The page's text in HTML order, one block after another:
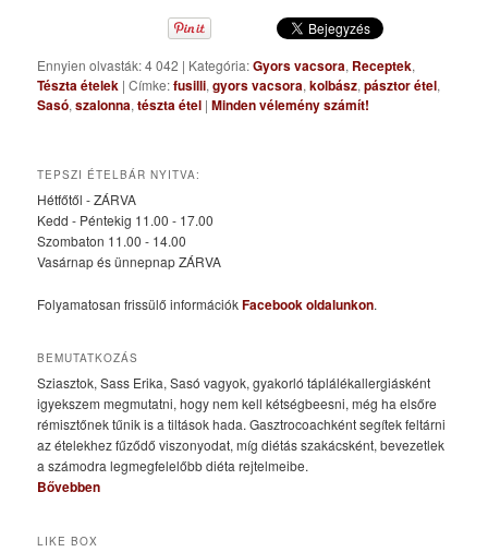
Ennyien olvasták: 4 042 | Kategória:Gyors vacsora, Receptek,
Tészta ételek |Címke:fusilli,gyors vacsora,kolbász,pásztor étel,
Sasó,szalonna,tészta étel |Minden vélemény számít!
TEPSZI ÉTELBÁR NYITVA:
Hétfőtől - ZÁRVA
Kedd - Péntekig 11.00 - 17.00
Szombaton 11.00 - 14.00
Vasárnap és ünnepnap ZÁRVA
Folyamatosan frissülő információkFacebook oldalunkon.
BEMUTATKOZÁS
Sziasztok, Sass Erika, Sasó vagyok, gyakorló táplálékallergiásként
igyekszem megmutatni, hogy nem kell kétségbeesni, még ha elsőre
rémisztőnek tűnik is a tiltások hada. Gasztrocoachként segítek feltárni
az ételekhez fűződő viszonyodat, míg diétás szakácsként, bevezetlek
a számodra legmegfelelőbb diéta rejtelmeibe.
Bővebben
LIKE BOX